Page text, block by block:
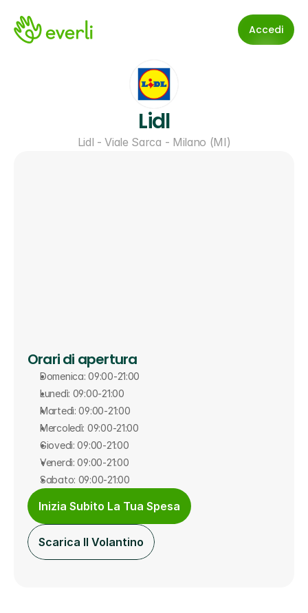
Accedi
Lidl
Lidl - Viale Sarca - Milano (MI)
Orari di apertura
Domenica: 09:00-21:00
Lunedì: 09:00-21:00
Martedì: 09:00-21:00
Mercoledì: 09:00-21:00
Giovedì: 09:00-21:00
Venerdì: 09:00-21:00
Sabato: 09:00-21:00
Inizia Subito La Tua Spesa
Scarica Il Volantino